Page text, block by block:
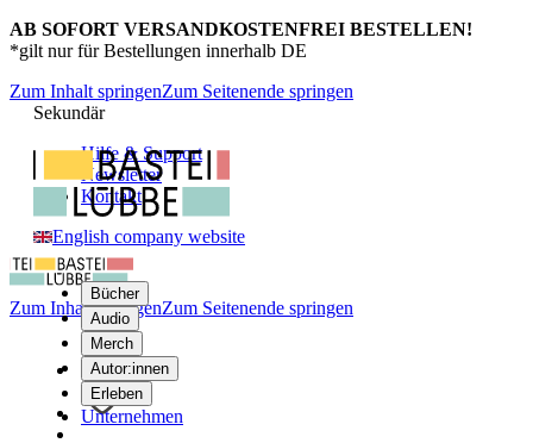
AB SOFORT VERSANDKOSTENFREI BESTELLEN!
*gilt nur für Bestellungen innerhalb DE
Zum Inhalt springenZum Seitenende springen
Sekundär
Hilfe & Support
Newsletter
Kontakt
English company website
Bücher
Audio
Merch
Autor:innen
Erleben
Unternehmen
Zum Inhalt springenZum Seitenende springen